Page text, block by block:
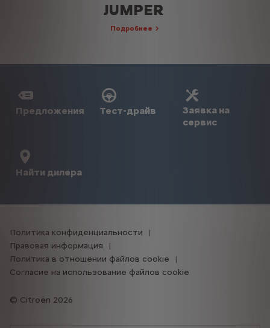
JUMPER
Подробнее
Предложения Тест-драйв
Заявка на
сервис
Найти дилера
Citroën 2026
Политика конфиденциальности
Правовая информация
Политика в отношении файлов cookie
Согласие на использование файлов cookie